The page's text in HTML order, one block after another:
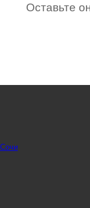
Оставьте